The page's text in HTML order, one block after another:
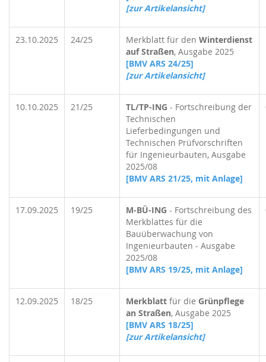
[zur Artikelansicht]
23.10.2025 24/25 Merkblatt für den Winterdienst
auf Straßen, Ausgabe 2025
[BMV ARS 24/25]
[zur Artikelansicht]
10.10.2025 21/25 TL/TP-ING - Fortschreibung der
Technischen
Lieferbedingungen und
Technischen Prüfvorschriften
für Ingenieurbauten, Ausgabe
2025/08
[BMV ARS 21/25, mit Anlage]
17.09.2025 19/25 M-BÜ-ING - Fortschreibung des
Merkblattes für die
Bauüberwachung von
Ingenieurbauten - Ausgabe
2025/08
[BMV ARS 19/25, mit Anlage]
12.09.2025 18/25 Merkblatt für die Grünpflege
an Straßen, Ausgabe 2025
[BMV ARS 18/25]
[zur Artikelansicht]